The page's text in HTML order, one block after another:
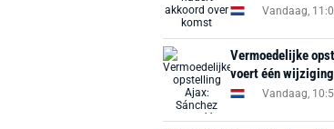
Vandaag,
Vermoedelijke
voert één
Vandaag,